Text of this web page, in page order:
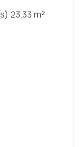
Appartement 2 pièce(s) 1 chambre(s) 23.33 m²